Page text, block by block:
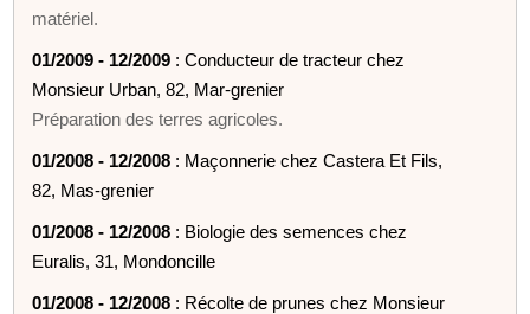
matériel.
01/2009 - 12/2009 : Conducteur de tracteur chez
Monsieur Urban, 82, Mar-grenier
Préparation des terres agricoles.
01/2008 - 12/2008 : Maçonnerie chez Castera Et Fils,
82, Mas-grenier
01/2008 - 12/2008 : Biologie des semences chez
Euralis, 31, Mondoncille
01/2008 - 12/2008 : Récolte de prunes chez Monsieur